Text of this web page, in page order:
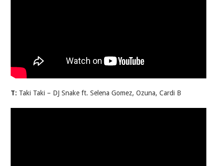
T: Taki Taki – DJ Snake ft. Selena Gomez, Ozuna, Cardi B